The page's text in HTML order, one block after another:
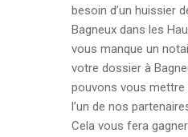
besoin d’un huissier
Bagneux dans les
vous manque un
votre dossier à
pouvons vous mettre
l’un de nos
Cela vous fera